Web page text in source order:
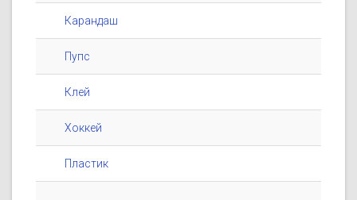
Карандаш
Пупс
Клей
Хоккей
Пластик